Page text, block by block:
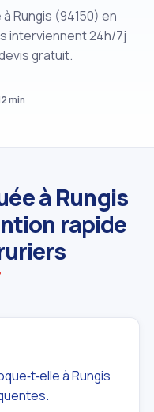
Rungis (94150) en
interviennent 24h/7j
gratuit.
min
à Rungis
rapide
à Rungis